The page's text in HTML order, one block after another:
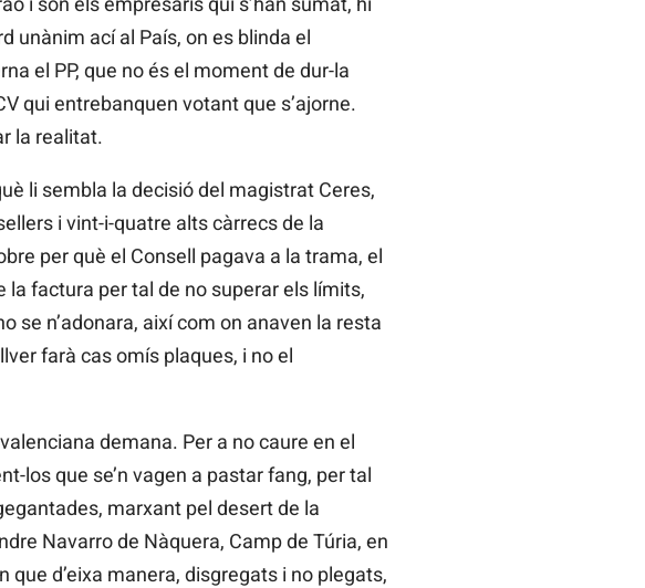
unànim ací al País, on es blinda el
el PP, que no és el moment de dur-la
qui entrebanquen votant que s’ajorne.
la realitat.
li sembla la decisió del magistrat Ceres,
i vint-i-quatre alts càrrecs de la
per què el Consell pagava a la trama, el
factura per tal de no superar els límits,
se n’adonara, així com on anaven la resta
farà cas omís plaques, i no el
demana. Per a no caure en el
los que se’n vagen a pastar fang, per tal
marxant pel desert de la
Navarro de Nàquera, Camp de Túria, en
que d’eixa manera, disgregats i no plegats,